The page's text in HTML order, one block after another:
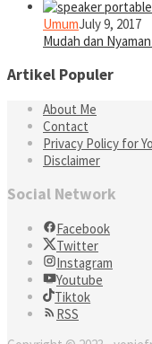
UmumJuly 9, 2017
Mudah dan
Artikel Populer
About Me
Contact
Privacy Policy for
Disclaimer
Social Network
Facebook
Twitter
Instagram
Youtube
Tiktok
RSS